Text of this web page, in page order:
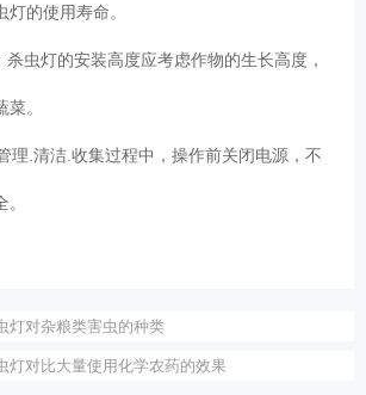
灯的使用寿命。
虫灯的安装高度应考虑作物的生长高度，
菜。
理.清洁.收集过程中，操作前关闭电源，不
。
灯对杂粮类害虫的种类
灯对比大量使用化学农药的效果